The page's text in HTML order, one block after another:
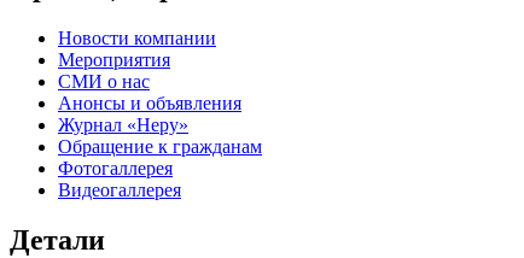
Новости компании
Мероприятия
СМИ о нас
Анонсы и объявления
Журнал «Неру»
Обращение к гражданам
Фотогаллерея
Видеогаллерея
Детали